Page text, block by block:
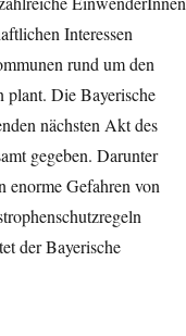
Interessen
rund um den
plant. Die Bayerische
nächsten Akt des
gegeben. Darunter
enorme Gefahren von
der Bayerische